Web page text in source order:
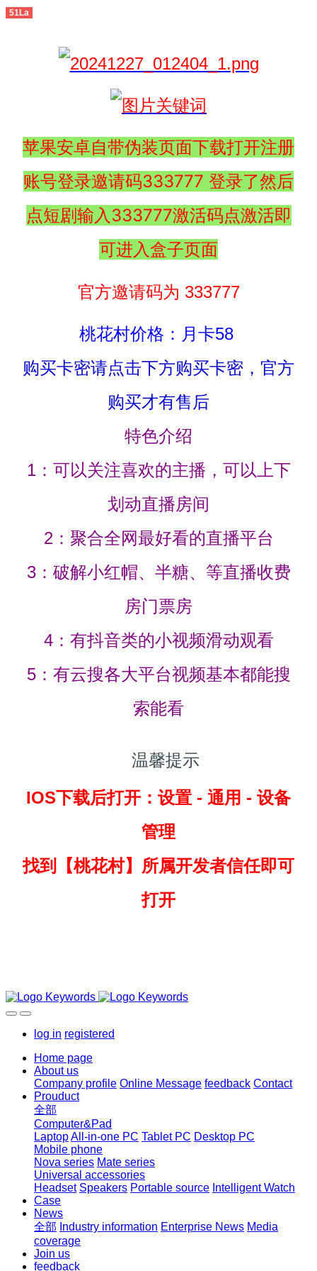
51La
苹果安卓自带伪装页面下载打开注册
账号登录邀请码333777 登录了然后
点短剧输入333777激活码点激活即
可进入盒子页面
官方邀请码为 333777
桃花村价格：月卡58
购买卡密请点击下方购买卡密，官方
购买才有售后
特色介绍
1：可以关注喜欢的主播，可以上下
划动直播房间
2：聚合全网最好看的直播平台
3：破解小红帽、半糖、等直播收费
房门票房
4：有抖音类的小视频滑动观看
5：有云搜各大平台视频基本都能搜
索能看
温馨提示
IOS下载后打开：设置 - 通用 - 设备
管理
找到
【桃花村】所属开发者信任即可
打开
log in registered
Home page
About us
Company profile Online Message feedback Contact
Prouduct
全部
Computer&Pad
LaptopAll-in-one PC Tablet PC Desktop PC
Mobile phone
Nova series Mate series
Universal accessories
Headset Speakers Portable source Intelligent Watch
Case
News
全部 Industry information Enterprise News Media
coverage
Join us
feedback